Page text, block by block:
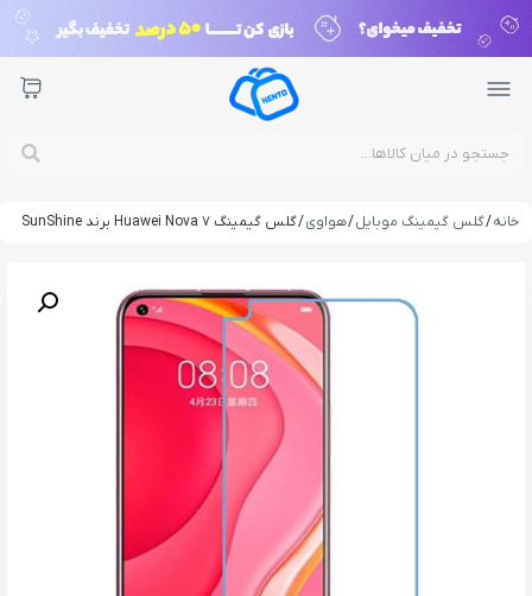
خانه/گلس گیمینگ موبایل/هواوی/ گلس گیمینگ Huawei Nova 7 برند SunShine